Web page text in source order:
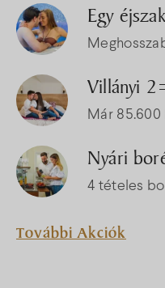
Egy
Villányi
Már
Nyári
4 tételes
További Akciók
Térkép
Gyakori
Facebook